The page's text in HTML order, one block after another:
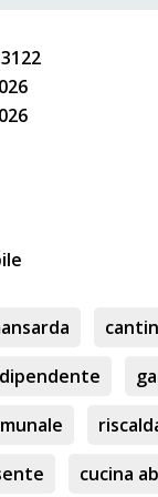
con la nostra
cucina